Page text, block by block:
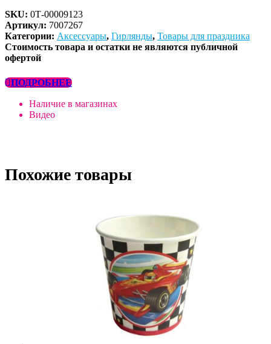
SKU: 0Т-00009123
Артикул: 7007267
Категории: Аксессуары, Гирлянды, Товары для праздника
Стоимость товара и остатки не являются публичной
офертой
ПОДРОБНЕЕ
Наличие в магазинах
Видео
Похожие товары